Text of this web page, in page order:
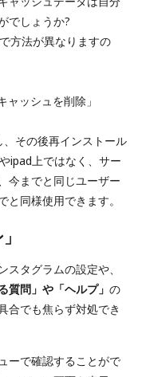
でしょうか?
方法が異なりますの
ッシュを削除」
その後再インストール
ipad上ではなく、サー
今までと同じユーザー
同様使用できます。
タグラムの設定や、
質問」や「ヘルプ」 の
合でも焦らず対処でき
ーで確認することがで